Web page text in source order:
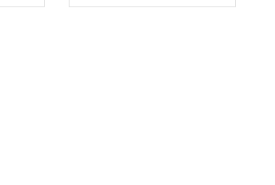
tuotteella